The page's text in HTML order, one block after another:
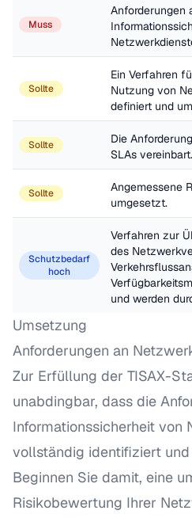
Muss
Anforderungen
Sollte
Ein Verfahren
Nutzung von
definiert und
Sollte
Die
SLAs vereinbart.
Sollte
Angemessene
umgesetzt.
Schutzbedarf
hoch
Verfahren zur
des
und werden
Umsetzung
Anforderungen an
Zur Erfüllung der TISAX-
unabdingbar, dass die
Informationssicherheit von
vollständig identifiziert
Beginnen Sie damit, eine
Risikobewertung Ihrer